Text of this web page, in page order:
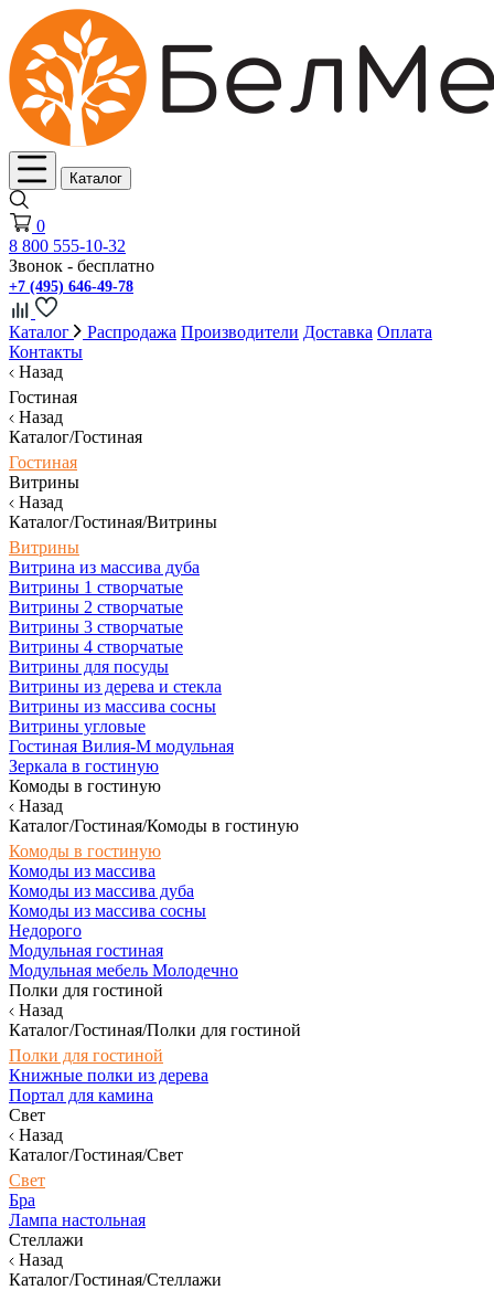
Каталог
0
8 800 555-10-32
Звонок - бесплатно
+7 (495) 646-49-78
Каталог Распродажа Производители Доставка Оплата
Контакты
Назад
Гостиная
Назад
Каталог/Гостиная
Гостиная
Витрины
Назад
Каталог/Гостиная/Витрины
Витрины
Витрина из массива дуба
Витрины 1 створчатые
Витрины 2 створчатые
Витрины 3 створчатые
Витрины 4 створчатые
Витрины для посуды
Витрины из дерева и стекла
Витрины из массива сосны
Витрины угловые
Гостиная Вилия-М модульная
Зеркала в гостиную
Комоды в гостиную
Назад
Каталог/Гостиная/Комоды в гостиную
Комоды в гостиную
Комоды из массива
Комоды из массива дуба
Комоды из массива сосны
Недорого
Модульная гостиная
Модульная мебель Молодечно
Полки для гостиной
Назад
Каталог/Гостиная/Полки для гостиной
Полки для гостиной
Книжные полки из дерева
Портал для камина
Свет
Назад
Каталог/Гостиная/Свет
Свет
Бра
Лампа настольная
Стеллажи
Назад
Каталог/Гостиная/Стеллажи